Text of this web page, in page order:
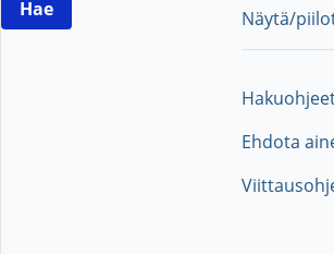
Näytä/
Ehdota